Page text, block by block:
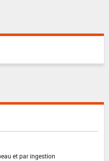
et par ingestion